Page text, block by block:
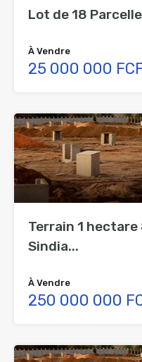
Lot de 18
À Vendre
25 000 000
Terrain 1 hectare
Sindia...
À Vendre
250 000 000